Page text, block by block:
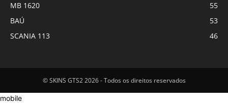
MB 1620
55
BAÚ
53
SCANIA 113
46
© SKINS GTS2 2026 - Todos os direitos reservados